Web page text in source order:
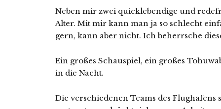
Neben mir zwei quicklebendige und
Alter. Mit mir kann man ja so schlecht
gern, kann aber nicht. Ich beherrsche
Ein großes Schauspiel, ein großes
in die Nacht.
Die verschiedenen Teams des